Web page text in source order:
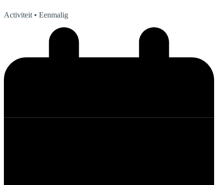
Activiteit • Eenmalig